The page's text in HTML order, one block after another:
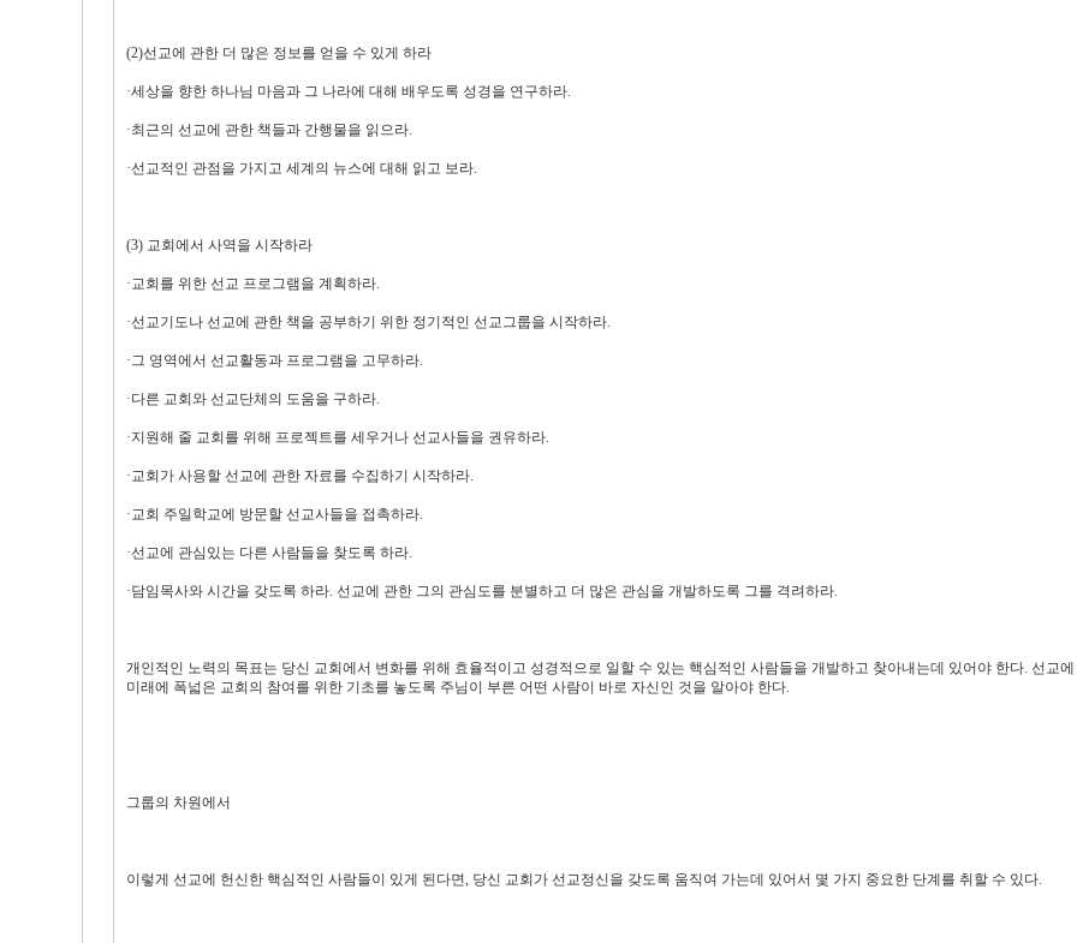
(2)선교에 관한 더 많은 정보를 얻을 수 있게 하라
·세상을 향한 하나님 마음과 그 나라에 대해 배우도록 성경을 연구하라.
·최근의 선교에 관한 책들과 간행물을 읽으라.
·선교적인 관점을 가지고 세계의 뉴스에 대해 읽고 보라.
(3) 교회에서 사역을 시작하라
·교회를 위한 선교 프로그램을 계획하라.
·선교기도나 선교에 관한 책을 공부하기 위한 정기적인 선교그룹을 시작하라.
·그 영역에서 선교활동과 프로그램을 고무하라.
·다른 교회와 선교단체의 도움을 구하라.
·지원해 줄 교회를 위해 프로젝트를 세우거나 선교사들을 권유하라.
·교회가 사용할 선교에 관한 자료를 수집하기 시작하라.
·교회 주일학교에 방문할 선교사들을 접촉하라.
·선교에 관심있는 다른 사람들을 찾도록 하라.
·담임목사와 시간을 갖도록 하라. 선교에 관한 그의 관심도를 분별하고 더 많은 관심을 개발하도록 그를 격려하라.
개인적인 노력의 목표는 당신 교회에서 변화를 위해 효율적이고 성경적으로 일할 수 있는 핵심적인 사람들을 개발하고 찾아내는데 있어야 한다. 선교
미래에 폭넓은 교회의 참여를 위한 기초를 놓도록 주님이 부른 어떤 사람이 바로 자신인 것을 알아야 한다.
그룹의 차원에서
이렇게 선교에 헌신한 핵심적인 사람들이 있게 된다면, 당신 교회가 선교정신을 갖도록 움직여 가는데 있어서 몇 가지 중요한 단계를 취할 수 있다.